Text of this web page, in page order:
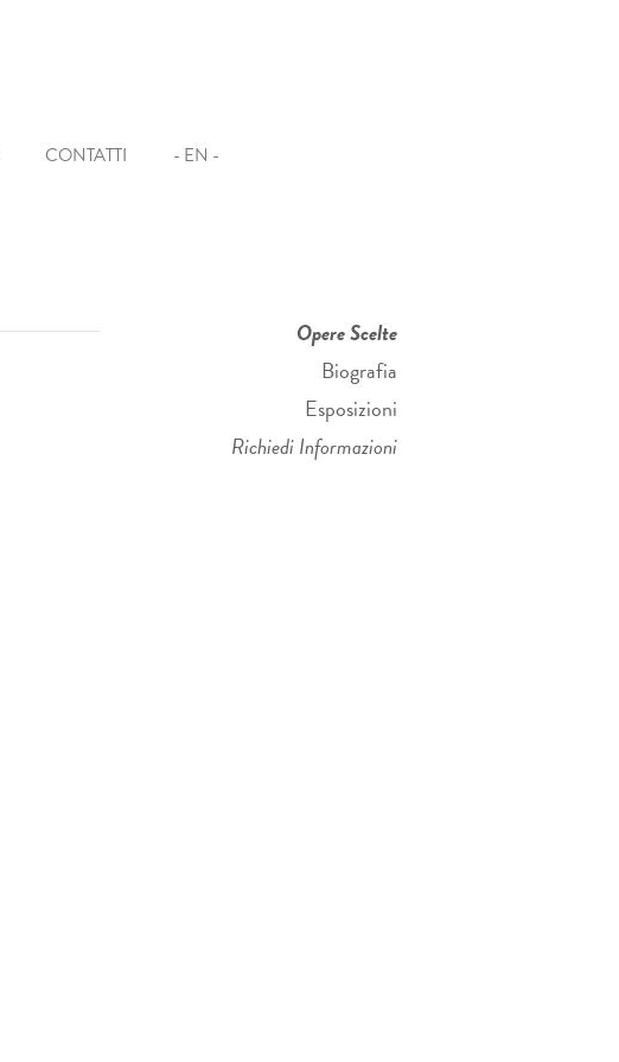
CONTATTI - EN -
Opere Scelte
Biografia
Esposizioni
Richiedi Informazioni